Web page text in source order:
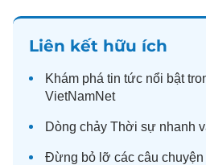
Liên kết hữu ích
Khám phá tin tức nổi bật
VietNamNet
Dòng chảy Thời sự nhanh
Đừng bỏ lỡ các câu chuyện